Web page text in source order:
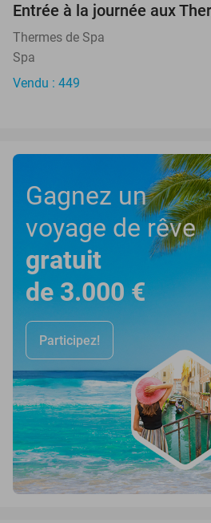
Entrée à la journée aux
Thermes de Spa
Spa
Vendu : 449
Gagnez un
voyage de rêve
gratuit
de 3.000 €
Participez!